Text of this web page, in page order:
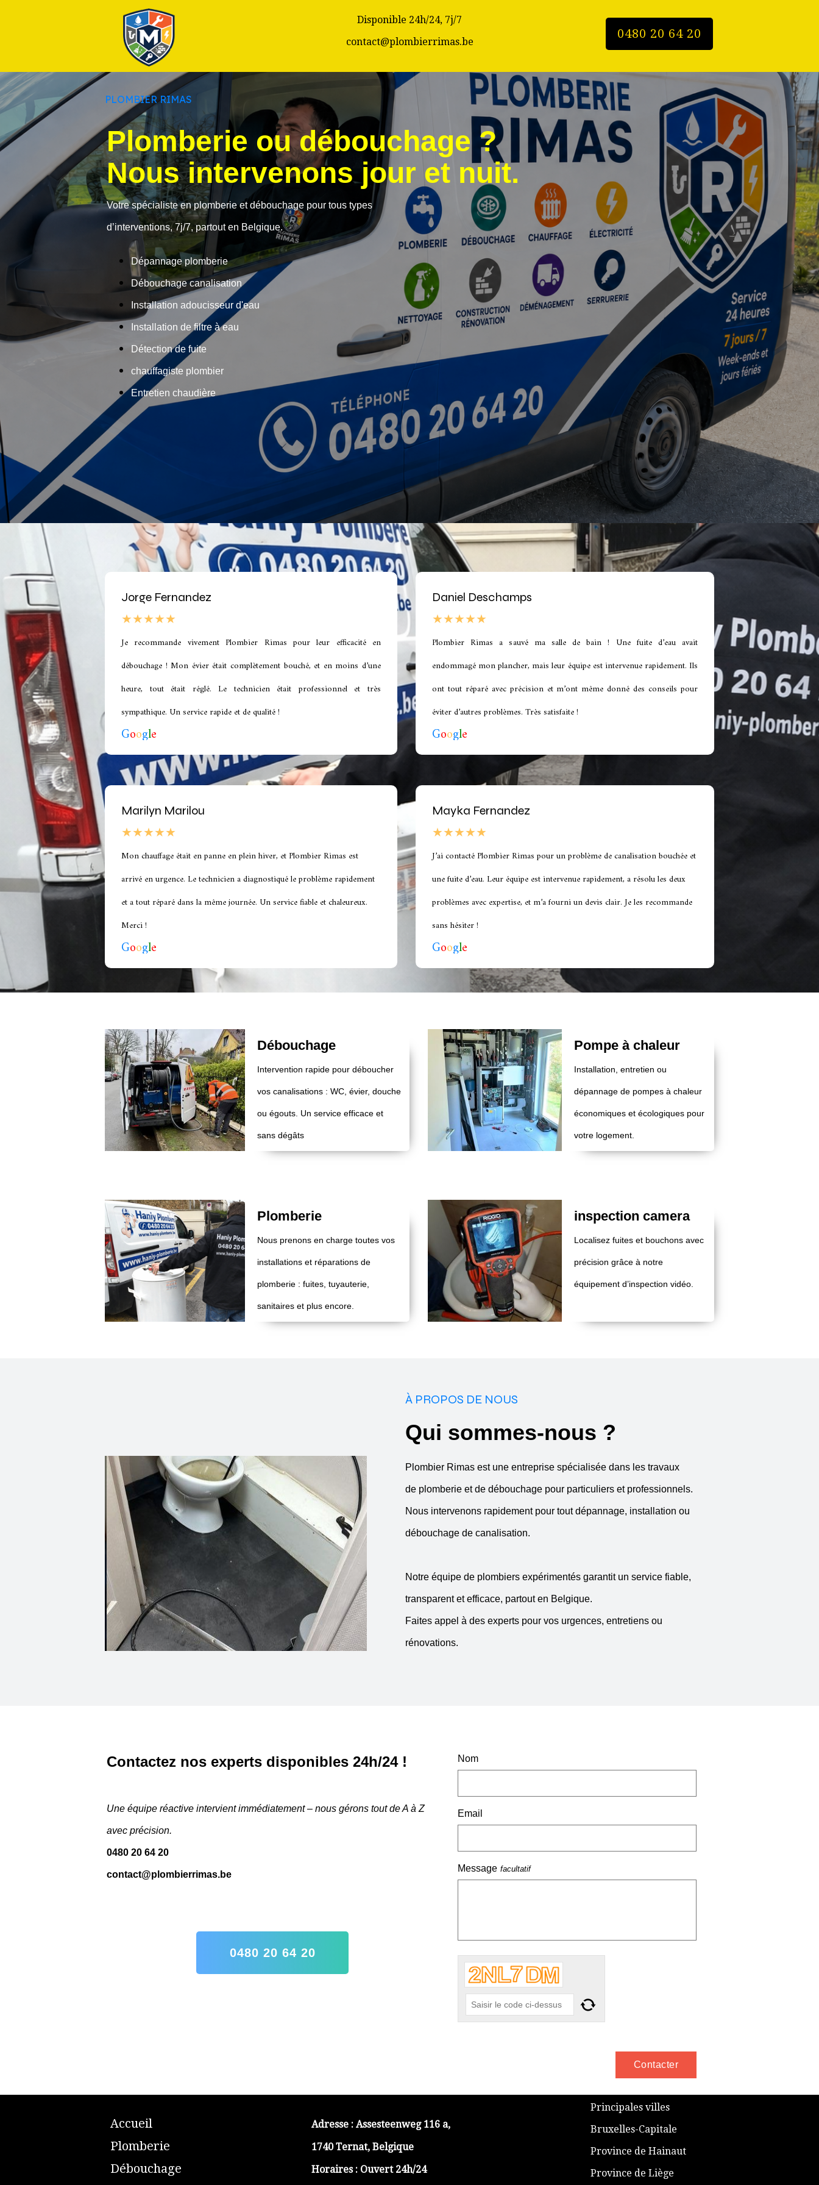
0480 20 64 20
Disponible 24h/24, 7j/7
contact@plombierrimas.be
PLOMBIER RIMAS
Plomberie ou débouchage ?
Nous intervenons jour et nuit.
Votre spécialiste en plomberie et débouchage pour tous types
d’interventions, 7j/7, partout en Belgique.
Dépannage plomberie
Débouchage canalisation
Installation adoucisseur d'eau
Installation de filtre à eau
Détection de fuite
chauffagiste plombier
Entretien chaudière
Jorge Fernandez
★★★★★
Je recommande vivement Plombier Rimas pour leur efficacité en
débouchage ! Mon évier était complètement bouché, et en moins d’une
heure, tout était réglé. Le technicien était professionnel et très
sympathique. Un service rapide et de qualité !
Google
Daniel Deschamps
★★★★★
Plombier Rimas a sauvé ma salle de bain ! Une fuite d’eau avait
endommagé mon plancher, mais leur équipe est intervenue rapidement. Ils
ont tout réparé avec précision et m’ont même donné des conseils pour
éviter d’autres problèmes. Très satisfaite !
Google
Marilyn Marilou
★★★★★
Mon chauffage était en panne en plein hiver, et Plombier Rimas est
arrivé en urgence. Le technicien a diagnostiqué le problème rapidement
et a tout réparé dans la même journée. Un service fiable et chaleureux.
Merci !
Google
Mayka Fernandez
★★★★★
J’ai contacté Plombier Rimas pour un problème de canalisation bouchée et
une fuite d’eau. Leur équipe est intervenue rapidement, a résolu les deux
problèmes avec expertise, et m’a fourni un devis clair. Je les recommande
sans hésiter !
Google
Débouchage
Intervention rapide pour déboucher
vos canalisations : WC, évier, douche
ou égouts. Un service efficace et
sans dégâts
Pompe à chaleur
Installation, entretien ou
dépannage de pompes à chaleur
économiques et écologiques pour
votre logement.
Plomberie
Nous prenons en charge toutes vos
installations et réparations de
plomberie : fuites, tuyauterie,
sanitaires et plus encore.
inspection camera
Localisez fuites et bouchons avec
précision grâce à notre
équipement d’inspection vidéo.
À PROPOS DE NOUS
Qui sommes-nous ?
Plombier Rimas est une entreprise spécialisée dans les travaux
de plomberie et de débouchage pour particuliers et professionnels.
Nous intervenons rapidement pour tout dépannage, installation ou
débouchage de canalisation.
Notre équipe de plombiers expérimentés garantit un service fiable,
transparent et efficace, partout en Belgique.
Faites appel à des experts pour vos urgences, entretiens ou
rénovations.
Contactez nos experts disponibles 24h/24 ! Nom
Email
Message
Une équipe réactive intervient immédiatement – nous gérons tout de A à Z
avec précision.
0480 20 64 20
contact@plombierrimas.be
0480 20 64 20
Accueil
​Plomberie
Débouchage
Adresse : Assesteenweg 116 a,
1740 Ternat, Belgique
Horaires : Ouvert 24h/24
​Principales villes
​Bruxelles-Capitale
​Province de Hainaut
Province de Liège